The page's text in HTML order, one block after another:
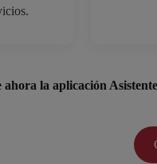
ahora la aplicación